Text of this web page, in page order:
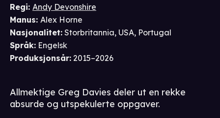
Regi: Andy Devonshire
Manus: Alex Horne
Nasjonalitet: Storbritannia, USA, Portugal
Språk: Engelsk
Produksjonsår: 2015–2026
Allmektige Greg Davies deler ut en rekke
absurde og utspekulerte oppgaver.